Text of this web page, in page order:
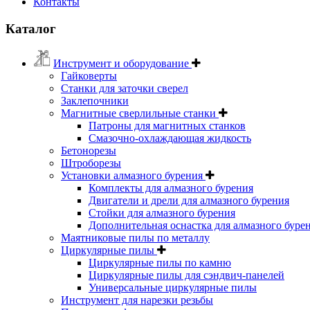
Каталог
Инструмент и оборудование
Гайковерты
Станки для заточки сверел
Заклепочники
Магнитные сверлильные станки
Патроны для магнитных станков
Смазочно-охлаждающая жидкость
Бетонорезы
Штроборезы
Установки алмазного бурения
Комплекты для алмазного бурения
Двигатели и дрели для алмазного бурения
Стойки для алмазного бурения
Дополнительная оснастка для алмазного
Маятниковые пилы по металлу
Циркулярные пилы
Циркулярные пилы по камню
Циркулярные пилы для сэндвич-панелей
Универсальные циркулярные пилы
Инструмент для нарезки резьбы